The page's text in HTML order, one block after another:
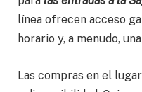
línea ofrecen acceso
horario y, a menudo,
Las compras en el